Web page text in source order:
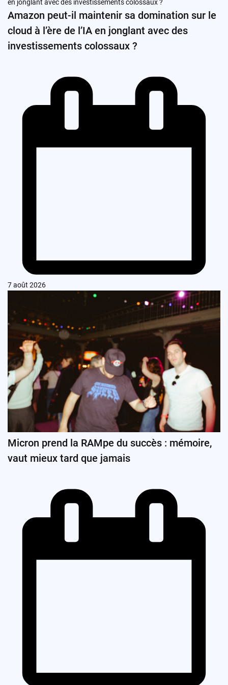
Amazon peut-il maintenir sa domination sur le
cloud à l’ère de l’IA en jonglant avec des
investissements colossaux ?
7 août 2026
Micron prend la RAMpe du succès : mémoire,
vaut mieux tard que jamais